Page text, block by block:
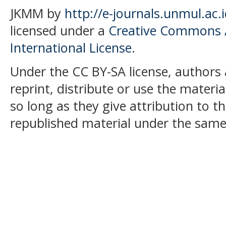
JKMM by http://e-
licensed under a Creative
International License.
Under the CC BY-SA license,
reprint, distribute or use the
so long as they give attribution to
republished material under the